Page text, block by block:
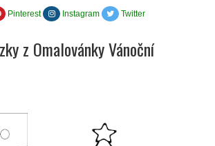
Pinterest Instagram Twitter
z Omalovánky Vánoční